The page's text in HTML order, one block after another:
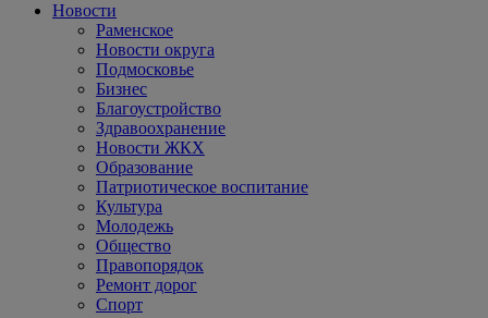
Новости
Раменское
Новости округа
Подмосковье
Бизнес
Благоустройство
Здравоохранение
Новости ЖКХ
Образование
Патриотическое воспитание
Культура
Молодежь
Общество
Правопорядок
Ремонт дорог
Спорт